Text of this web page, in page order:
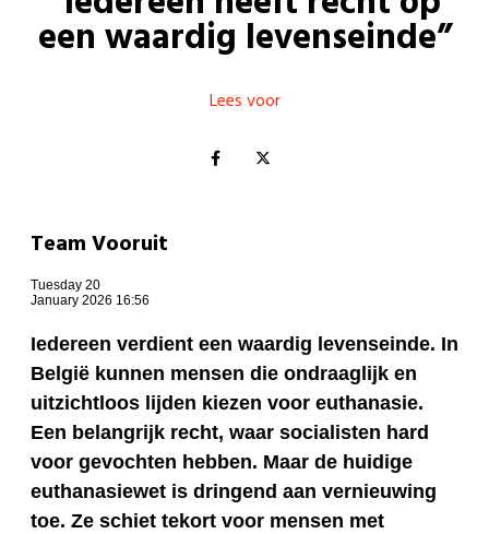
Consumentenbescherming
Pensioenen
Mis niets
Login
Login
Doe mee
een waardig levenseinde”
Lees voor
Team Vooruit
Tuesday 20
January 2026 16:56
Iedereen verdient een waardig levenseinde. In
België kunnen mensen die ondraaglijk en
uitzichtloos lijden kiezen voor euthanasie.
Een belangrijk recht, waar socialisten hard
voor gevochten hebben. Maar de huidige
euthanasiewet is dringend aan vernieuwing
toe. Ze schiet tekort voor mensen met